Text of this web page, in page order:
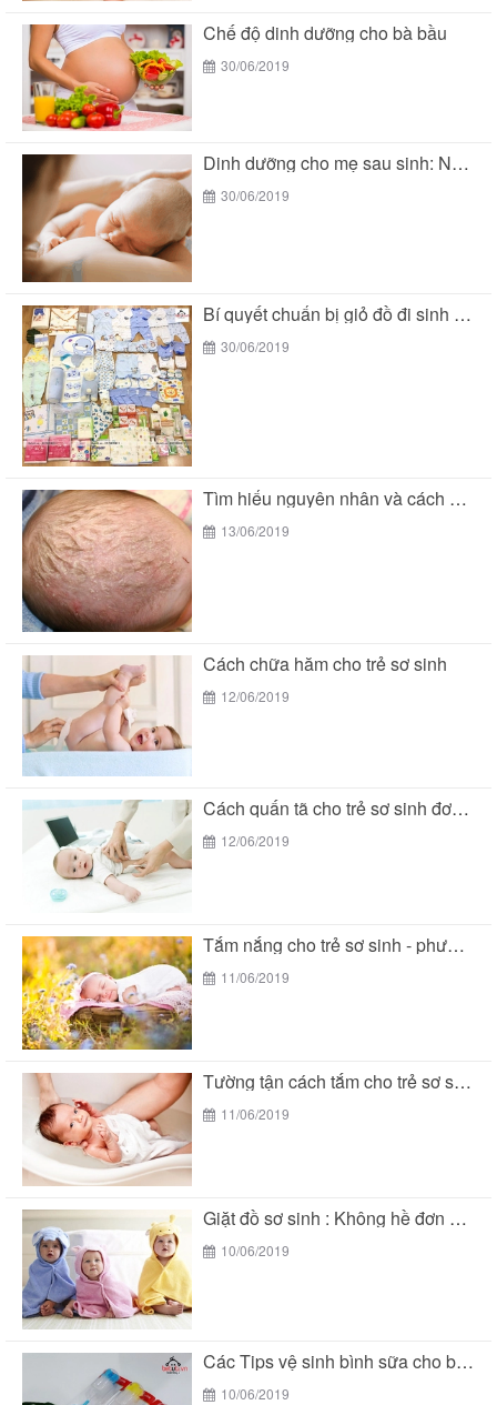
Chế độ dinh dưỡng cho bà bầu
30/06/2019
Dinh dưỡng cho mẹ sau sinh: Nên ăn gì...
30/06/2019
Bí quyết chuẩn bị giỏ đồ đi sinh mùa...
30/06/2019
Tìm hiểu nguyên nhân và cách chữa cứt trâu...
13/06/2019
Cách chữa hăm cho trẻ sơ sinh
12/06/2019
Cách quấn tã cho trẻ sơ sinh đơn giản...
12/06/2019
Tắm nắng cho trẻ sơ sinh - phương pháp...
11/06/2019
Tường tận cách tắm cho trẻ sơ sinh đúng...
11/06/2019
Giặt đồ sơ sinh : Không hề đơn giản...
10/06/2019
Các Tips vệ sinh bình sữa cho bé đúng...
10/06/2019